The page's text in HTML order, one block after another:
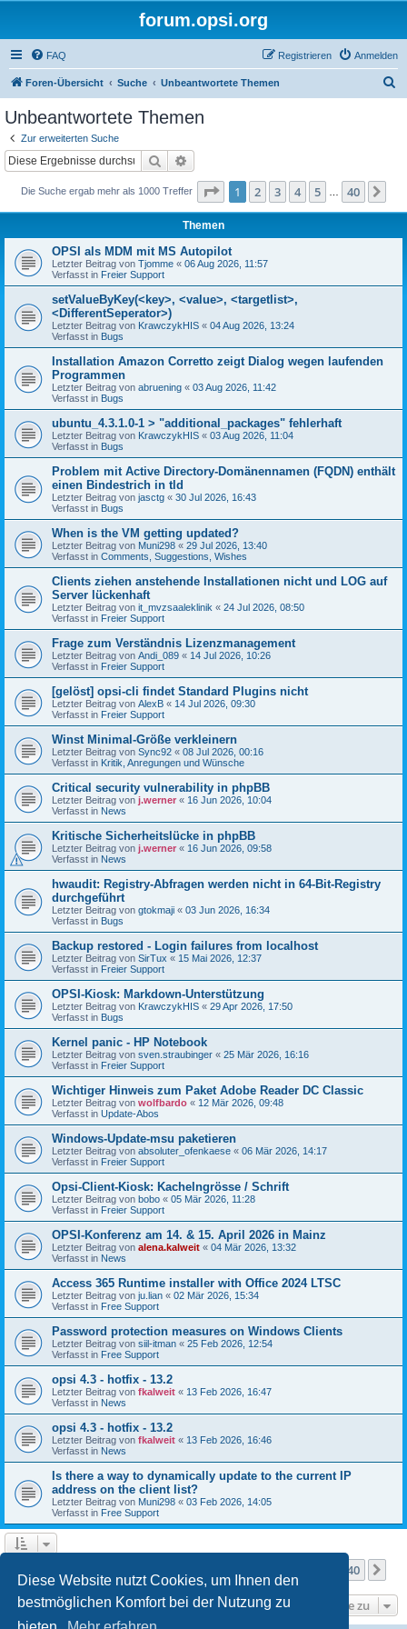
Diese Website nutzt Cookies, um Ihnen den
bestmöglichen Komfort bei der Nutzung zu
forum.opsi.org
FAQ Anmelden
Registrieren
Foren-Übersicht Suche Unbeantwortete Themen
Unbeantwortete Themen
Zur erweiterten Suche
Suche
Die Suche ergab mehr als 1000 Treffer Seite 1von 40
1 2 3 4 5 40
Themen
OPSI als MDM mit MS Autopilot
Letzter Beitrag von Tjomme « 06 Aug 2026, 11:57
Verfasst in Freier Support
setValueByKey(<key>, <value>, <targetlist>,
<DifferentSeperator>)
Letzter Beitrag von KrawczykHIS « 04 Aug 2026, 13:24
Verfasst in Bugs
Installation Amazon Corretto zeigt Dialog wegen laufenden
Programmen
Letzter Beitrag von abruening « 03 Aug 2026, 11:42
Verfasst in Bugs
ubuntu_4.3.1.0-1 > "additional_packages" fehlerhaft
Letzter Beitrag von KrawczykHIS « 03 Aug 2026, 11:04
Verfasst in Bugs
Problem mit Active Directory-Domänennamen (FQDN) enthält
einen Bindestrich in tld
Letzter Beitrag von jasctg « 30 Jul 2026, 16:43
Verfasst in Bugs
When is the VM getting updated?
Letzter Beitrag von Muni298 « 29 Jul 2026, 13:40
Verfasst in Comments, Suggestions, Wishes
Clients ziehen anstehende Installationen nicht und LOG auf
Server lückenhaft
Letzter Beitrag von it_mvzsaaleklinik « 24 Jul 2026, 08:50
Verfasst in Freier Support
Frage zum Verständnis Lizenzmanagement
Letzter Beitrag von Andi_089 « 14 Jul 2026, 10:26
Verfasst in Freier Support
[gelöst] opsi-cli findet Standard Plugins nicht
Letzter Beitrag von AlexB « 14 Jul 2026, 09:30
Verfasst in Freier Support
Winst Minimal-Größe verkleinern
Letzter Beitrag von Sync92 « 08 Jul 2026, 00:16
Verfasst in Kritik, Anregungen und Wünsche
Critical security vulnerability in phpBB
Letzter Beitrag von j.werner « 16 Jun 2026, 10:04
Verfasst in News
Kritische Sicherheitslücke in phpBB
Letzter Beitrag von j.werner « 16 Jun 2026, 09:58
Verfasst in News
hwaudit: Registry-Abfragen werden nicht in 64-Bit-Registry
durchgeführt
Letzter Beitrag von gtokmaji « 03 Jun 2026, 16:34
Verfasst in Bugs
Backup restored - Login failures from localhost
Letzter Beitrag von SirTux « 15 Mai 2026, 12:37
Verfasst in Freier Support
OPSI-Kiosk: Markdown-Unterstützung
Letzter Beitrag von KrawczykHIS « 29 Apr 2026, 17:50
Verfasst in Bugs
Kernel panic - HP Notebook
Letzter Beitrag von sven.straubinger « 25 Mär 2026, 16:16
Verfasst in Freier Support
Wichtiger Hinweis zum Paket Adobe Reader DC Classic
Letzter Beitrag von wolfbardo « 12 Mär 2026, 09:48
Verfasst in Update-Abos
Windows-Update-msu paketieren
Letzter Beitrag von absoluter_ofenkaese « 06 Mär 2026, 14:17
Verfasst in Freier Support
Opsi-Client-Kiosk: Kachelngrösse / Schrift
Letzter Beitrag von bobo « 05 Mär 2026, 11:28
Verfasst in Freier Support
OPSI-Konferenz am 14. & 15. April 2026 in Mainz
Letzter Beitrag von alena.kalweit « 04 Mär 2026, 13:32
Verfasst in News
Access 365 Runtime installer with Office 2024 LTSC
Letzter Beitrag von ju.lian « 02 Mär 2026, 15:34
Verfasst in Free Support
Password protection measures on Windows Clients
Letzter Beitrag von siil-itman « 25 Feb 2026, 12:54
Verfasst in Free Support
opsi 4.3 - hotfix - 13.2
Letzter Beitrag von fkalweit « 13 Feb 2026, 16:47
Verfasst in News
opsi 4.3 - hotfix - 13.2
Letzter Beitrag von fkalweit « 13 Feb 2026, 16:46
Verfasst in News
Is there a way to dynamically update to the current IP
address on the client list?
Letzter Beitrag von Muni298 « 03 Feb 2026, 14:05
Verfasst in Free Support
40
Gehe zu